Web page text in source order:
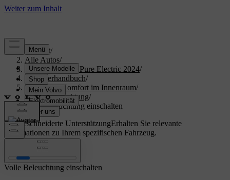
Support/
Alle Autos/
XC40 Recharge Pure Electric 2024/
Benutzerhandbuch/
Klima und Komfort im Innenraum/
Innenbeleuchtung/
Volle Beleuchtung einschalten
Maßgeschneiderte UnterstützungErhalten Sie relevante
Informationen zu Ihrem spezifischen Fahrzeug.
Anmelden
Volle Beleuchtung einschalten